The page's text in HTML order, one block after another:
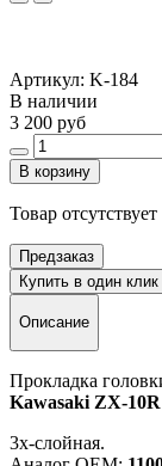
Артикул: K-184
В наличии
3 200 руб
В корзину
Товар отсутствует
Предзаказ
Купить в один клик
Описание
Прокладка
Kawasaki ZX-10R
3х-слойная.